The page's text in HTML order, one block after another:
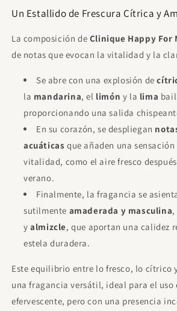
Un Estallido de Frescura Cítrica y
La composición de Clinique Happy For
de notas que evocan la vitalidad y la
Se abre con una explosión de
la mandarina, el limón y la lima
proporcionando una salida
En su corazón, se despliegan
acuáticas que añaden una
vitalidad, como el aire fresco
verano.
Finalmente, la fragancia se
sutilmente amaderada y masculina
yalmizcle, que aportan una calidez
estela duradera.
Este equilibrio entre lo fresco, lo cítrico
una fragancia versátil, ideal para el uso
efervescente, pero con una presencia